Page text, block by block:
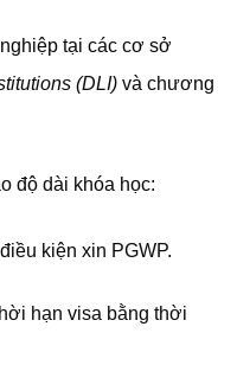
tại các cơ sở
(DLI)và chương
độ dài khóa học:
kiện xin PGWP.
hạn visa bằng thời